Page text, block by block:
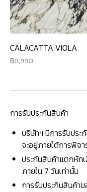
CALACATTA VIOLA
8,990
การรับประกันสินค้า
บริษัทฯ มีการรับประ
จะอยู่ภายใต้การพิจ
ประกันสินค้าแตกหัก
ภายใน 7 วันเท่านั้น
การรับประกินสินค้า